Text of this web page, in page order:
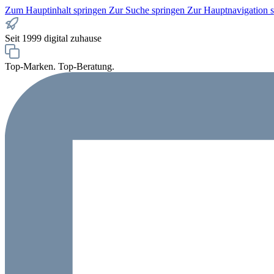
Zum Hauptinhalt springen Zur Suche springen Zur Hauptnavigation
Seit 1999 digital zuhause
Top-Marken. Top-Beratung.